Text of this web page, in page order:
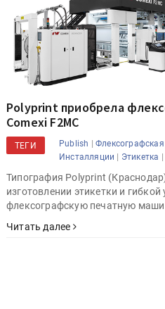
Polyprint приобрела
Comexi F2MC
ТЕГИ Publish |
Инсталляции | Этикетка
Типография Polyprint
изготовлении этикетки и
флексографскую печатную
Читать далее